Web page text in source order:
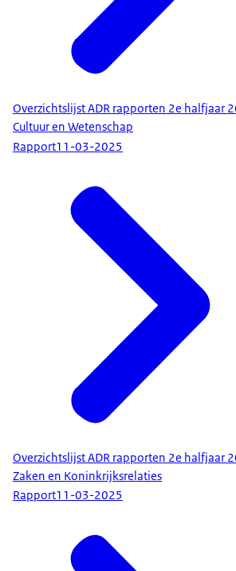
Overzichtslijst ADR rapporten 2e halfjaar
Cultuur en Wetenschap
Rapport11-03-2025
Overzichtslijst ADR rapporten 2e halfjaar
Zaken en Koninkrijksrelaties
Rapport11-03-2025